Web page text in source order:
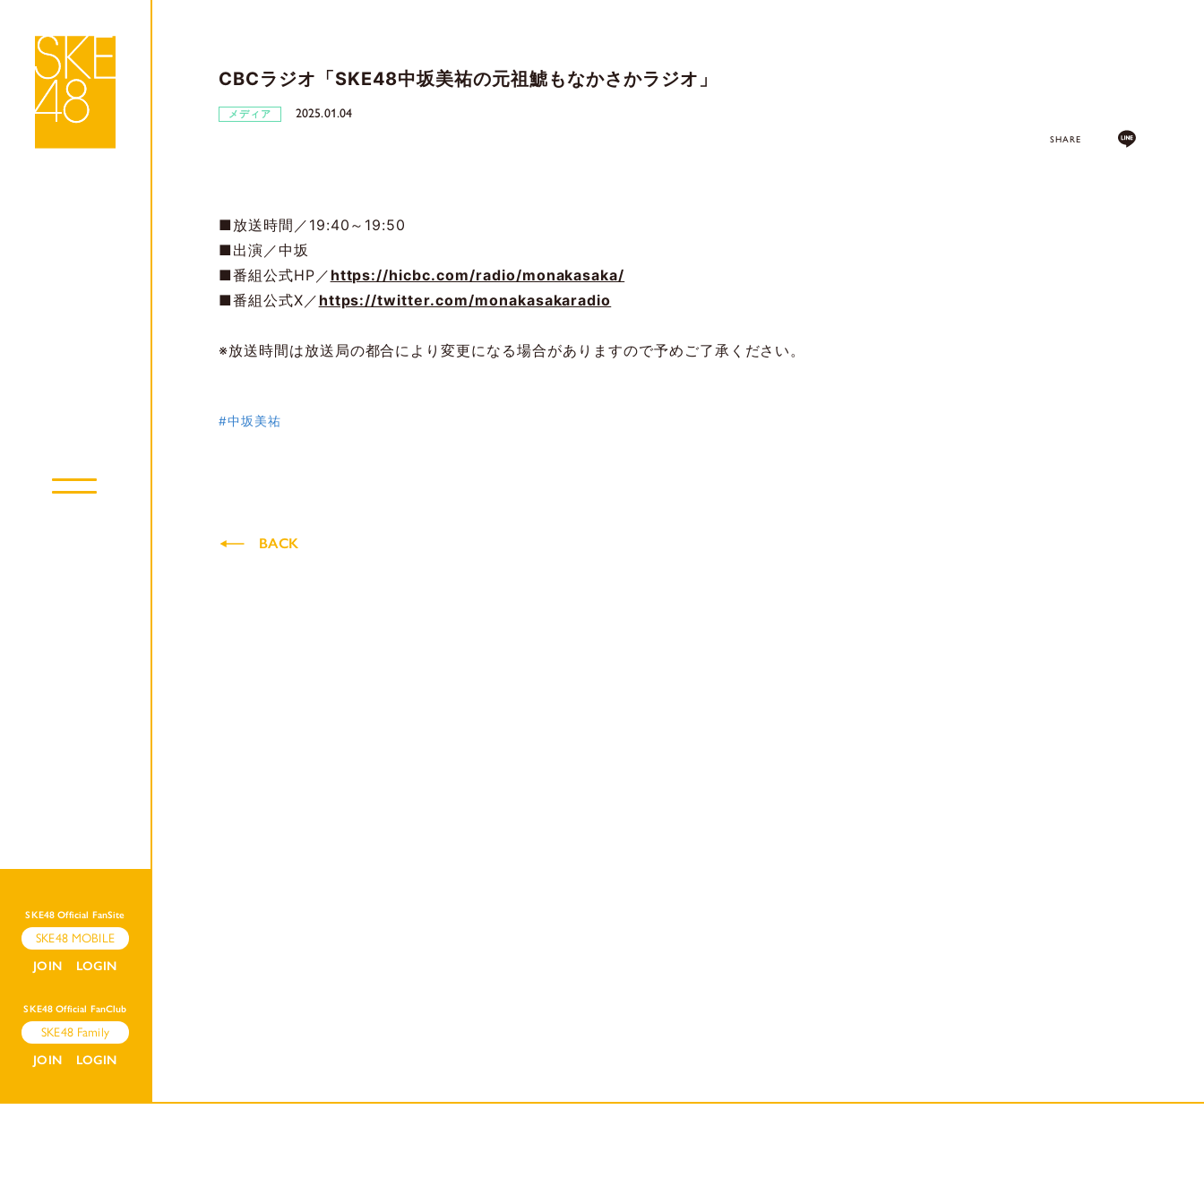
SKE48 Official FanSite
SKE48 MOBILE
JOIN
LOGIN
SKE48 Official FanClub
SKE48 Family
JOIN
LOGIN
CBCラジオ「SKE48中坂美祐の元祖鯱もなかさかラジオ」
メディア 2025.01.04
SHARE
■放送時間／19:40～19:50
■出演／中坂
■番組公式HP／ https://hicbc.com/radio/monakasaka/
■番組公式X／ https://twitter.com/monakasakaradio
※放送時間は放送局の都合により変更になる場合がありますので予めご了承ください。
#中坂美祐
BACK